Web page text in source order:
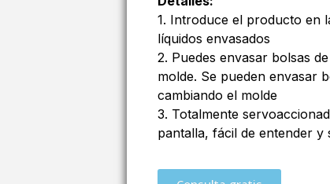
1. Introduce el producto en
líquidos envasados
2. Puedes envasar bolsas
molde. Se pueden envasar
cambiando el molde
3. Totalmente
pantalla, fácil de entender